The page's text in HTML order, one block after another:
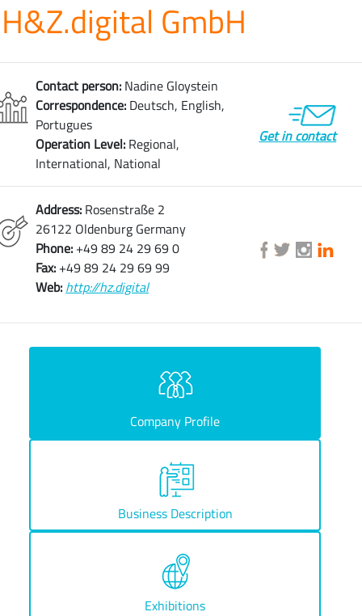
H&Z.digital GmbH
Contact person: Nadine Gloystein
Correspondence: Deutsch, English,
Portugues
Operation Level: Regional,
International, National
Get in contact
Address: Rosenstraße 2
26122 Oldenburg Germany
Phone: +49 89 24 29 69 0
Fax: +49 89 24 29 69 99
Web: http://hz.digital
Company Profile
Business Description
Exhibitions